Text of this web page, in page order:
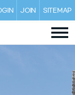
JOIN SITEMAP